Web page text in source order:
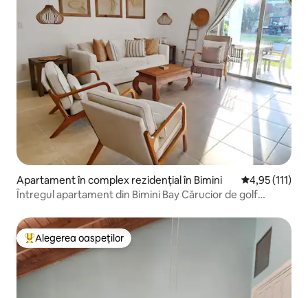
Apartament în complex rezidențial în Bimini Scor mediu
4,95 (111)
Întregul apartament din Bimini Bay Cărucior de golf
Locuință din topul categoriei Alegerea oaspeților
Alegerea oaspeților